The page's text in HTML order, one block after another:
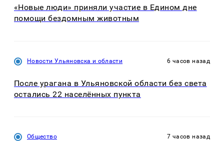
«Новые люди» приняли участие в Едином дне
помощи бездомным животным
Новости Ульяновска и области 6 часов назад
После урагана в Ульяновской области без света
остались 22 населённых пункта
Общество 7 часов назад